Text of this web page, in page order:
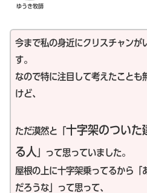
ゆうき牧師
今まで私の身近にクリスチャンが
す。
なので特に注目して考えたことも
けど、
ただ漠然と「十字架のついた
る人
」って思っていました。
屋根の上に十字架乗ってるから「
だろうな」って思って、